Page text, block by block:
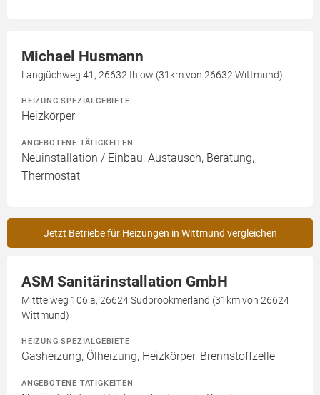
Michael Husmann
Langjüchweg 41, 26632 Ihlow (31km von 26632 Wittmund)
HEIZUNG SPEZIALGEBIETE
Heizkörper
ANGEBOTENE TÄTIGKEITEN
Neuinstallation / Einbau, Austausch, Beratung,
Thermostat
Jetzt Betriebe für Heizungen in Wittmund vergleichen
ASM Sanitärinstallation GmbH
Mitttelweg 106 a, 26624 Südbrookmerland (31km von 26624
Wittmund)
HEIZUNG SPEZIALGEBIETE
Gasheizung, Ölheizung, Heizkörper, Brennstoffzelle
ANGEBOTENE TÄTIGKEITEN